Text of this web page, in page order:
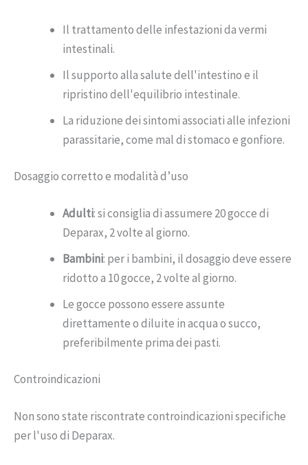
Il trattamento delle infestazioni da vermi
intestinali.
Il supporto alla salute dell'intestino e il
ripristino dell'equilibrio intestinale.
La riduzione dei sintomi associati alle infezioni
parassitarie, come mal di stomaco e gonfiore.
Dosaggio corretto e modalità d’uso
Adulti: si consiglia di assumere 20 gocce di
Deparax, 2 volte al giorno.
Bambini: per i bambini, il dosaggio deve essere
ridotto a 10 gocce, 2 volte al giorno.
Le gocce possono essere assunte
direttamente o diluite in acqua o succo,
preferibilmente prima dei pasti.
Controindicazioni
Non sono state riscontrate controindicazioni specifiche
per l'uso di Deparax.